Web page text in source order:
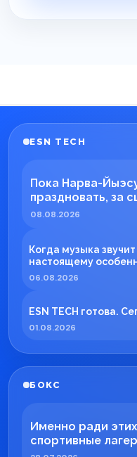
ESN TECH
Пока Нарва-
праздновать, за
работа!
08.08.2026
Когда музыка
настоящему
06.08.2026
ESN TECH готова.
01.08.2026
БОКС
Именно ради
спортивные